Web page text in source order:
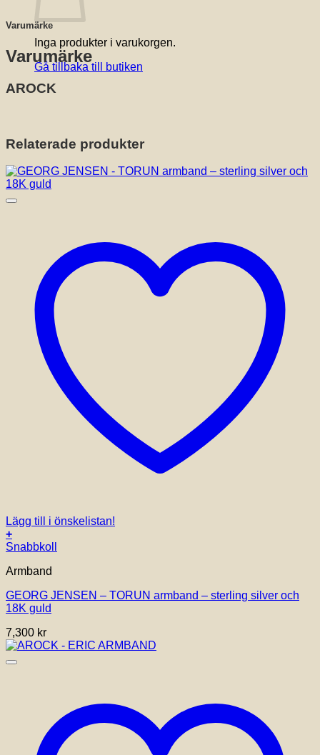
Inga produkter i varukorgen.
Gå tillbaka till butiken
Varumärke
Varumärke
AROCK
Relaterade produkter
Lägg till i önskelistan!
+
Den
produkten
flera
varianter.
olika
alternativen
kan
Snabbkoll
Armband
GEORG JENSEN – TORUN armband – sterling silver och
18K guld
7,300 kr